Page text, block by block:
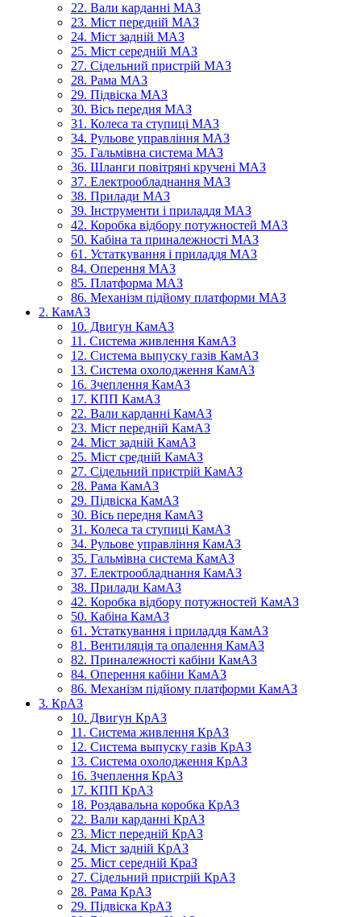
22. Вали карданні МАЗ
23. Міст передній МАЗ
24. Міст задній МАЗ
25. Міст середній МАЗ
27. Сідельний пристрій МАЗ
28. Рама МАЗ
29. Підвіска МАЗ
30. Вісь передня МАЗ
31. Колеса та ступиці МАЗ
34. Рульове управління МАЗ
35. Гальмівна система МАЗ
36. Шланги повітряні кручені МАЗ
37. Електрообладнання МАЗ
38. Прилади МАЗ
39. Інструменти і приладдя МАЗ
42. Коробка відбору потужностей МАЗ
50. Кабіна та приналежності МАЗ
61. Устаткування і приладдя МАЗ
84. Оперення МАЗ
85. Платформа МАЗ
86. Механізм підйому платформи МАЗ
2. КамАЗ
10. Двигун КамАЗ
11. Система живлення КамАЗ
12. Система выпуску газів КамАЗ
13. Система охолодження КамАЗ
16. Зчеплення КамАЗ
17. КПП КамАЗ
22. Вали карданні КамАЗ
23. Міст передній КамАЗ
24. Міст задній КамАЗ
25. Міст средній КамАЗ
27. Сідельний пристрій КамАЗ
28. Рама КамАЗ
29. Підвіска КамАЗ
30. Вісь передня КамАЗ
31. Колеса та ступиці КамАЗ
34. Рульове управління КамАЗ
35. Гальмівна система КамАЗ
37. Електрообладнання КамАЗ
38. Прилади КамАЗ
42. Коробка відбору потужностей КамАЗ
50. Кабіна КамАЗ
61. Устаткування і приладдя КамАЗ
81. Вентиляція та опалення КамАЗ
82. Приналежності кабіни КамАЗ
84. Оперення кабіни КамАЗ
86. Механізм підйому платформи КамАЗ
3. КрАЗ
10. Двигун КрАЗ
11. Система живлення КрАЗ
12. Система выпуску газів КрАЗ
13. Система охолодження КрАЗ
16. Зчеплення КрАЗ
17. КПП КрАЗ
18. Роздавальна коробка КрАЗ
22. Вали карданні КрАЗ
23. Міст передній КрАЗ
24. Міст задній КрАЗ
25. Міст середній КраЗ
27. Сідельний пристрій КрАЗ
28. Рама КрАЗ
29. Підвіска КрАЗ